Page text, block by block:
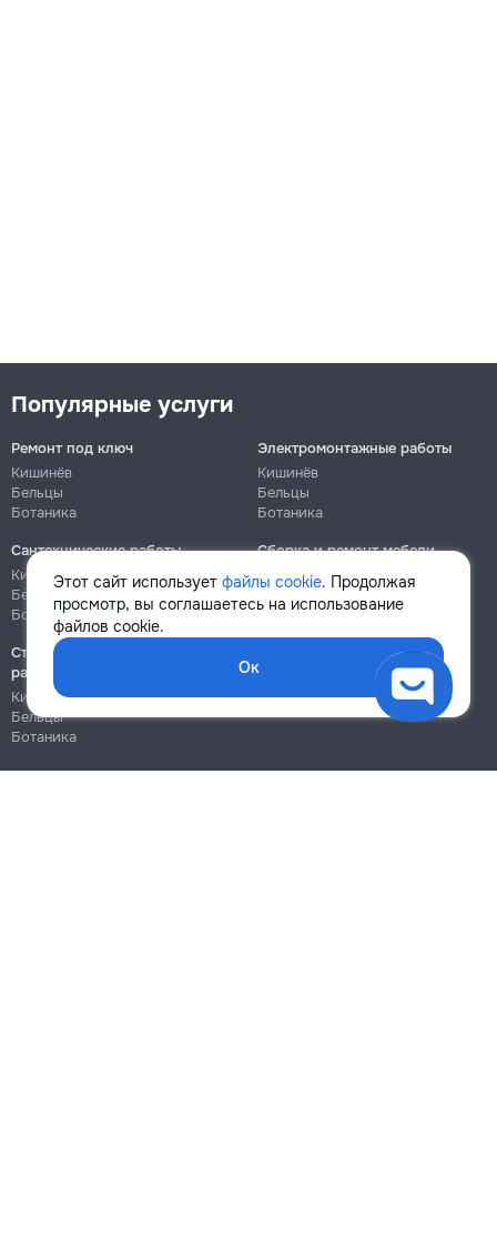
Этот сайт использует файлы cookie. Продолжая
просмотр, вы соглашаетесь на использование
файлов cookie.
Ок
Популярные услуги
Ремонт под ключ
Кишинёв
Бельцы
Ботаника
Электромонтажные работы
Кишинёв
Бельцы
Ботаника
Сантехнические работы
Кишинёв
Бельцы
Ботаника
Сборка и ремонт мебели
Кишинёв
Ботаника
Строительно-монтажные
работы
Кишинёв
Бельцы
Ботаника